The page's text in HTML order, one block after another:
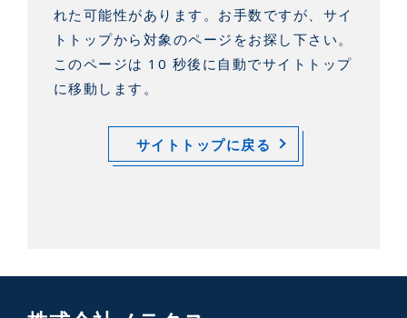
れた可能性があります。 お手数ですが、サイ
トトップから対象のページをお探し下さい。
このページは 10 秒後に自動でサイトトップ
に移動します。
サイトトップに戻る